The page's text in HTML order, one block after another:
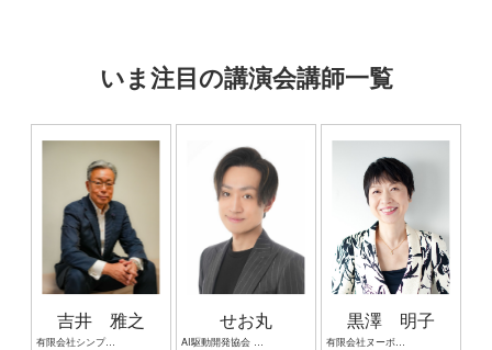
いま注目の講演会講師一覧
吉井 雅之
有限会社シンプルタスク 代表取締役 習慣形成コンサルタント
せお丸 黒澤 明子